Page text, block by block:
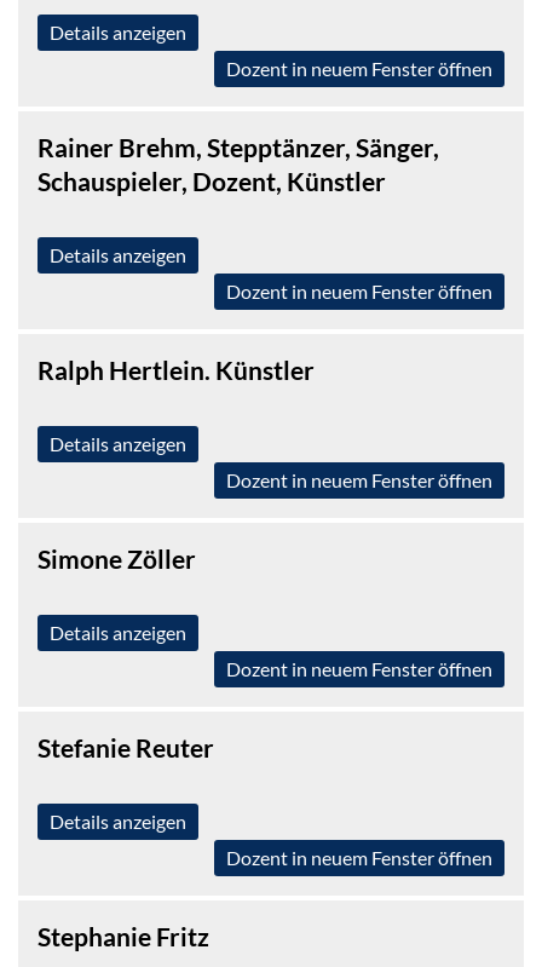
Details anzeigen
Dozent in neuem Fenster öffnen
Rainer Brehm, Stepptänzer, Sänger,
Schauspieler, Dozent, Künstler
Details anzeigen
Dozent in neuem Fenster öffnen
Ralph Hertlein. Künstler
Details anzeigen
Dozent in neuem Fenster öffnen
Simone Zöller
Details anzeigen
Dozent in neuem Fenster öffnen
Stefanie Reuter
Details anzeigen
Dozent in neuem Fenster öffnen
Stephanie Fritz